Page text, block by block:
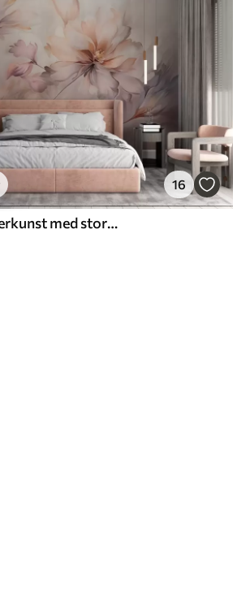
16
En delikat blomsterkunst med store pastelfarvede blomster med gennemskinnelige kronblade, bløde stilke og en blid diffus baggrund